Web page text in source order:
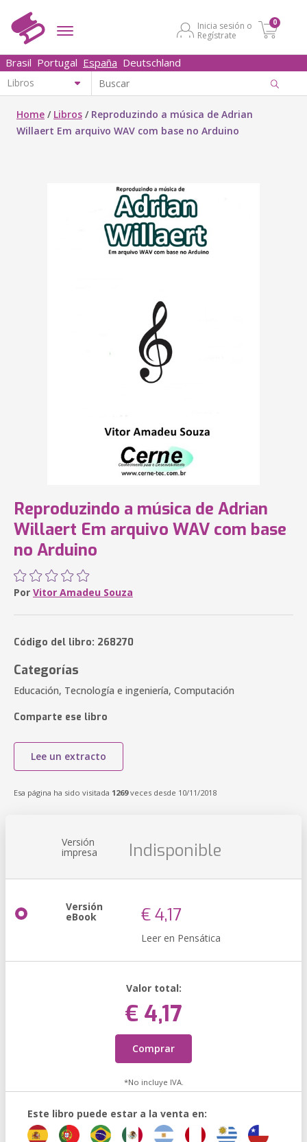
Inicia sesión o
Regístrate
0
Brasil Portugal España Deutschland
Home / Libros / Reproduzindo a música de Adrian
Willaert Em arquivo WAV com base no Arduino
Reproduzindo a música de Adrian
Willaert Em arquivo WAV com base
no Arduino
Por Vitor Amadeu Souza
Código del libro: 268270
Categorías
Educación, Tecnología e ingeniería, Computación
Comparte ese libro
Lee un extracto
Esa página ha sido visitada 1269veces desde 10/11/2018
Versión
impresa Indisponible
Versión
eBook € 4,17
Leer en Pensática
Valor total:
€ 4,17
Comprar
*No incluye IVA.
Este libro puede estar a la venta en: